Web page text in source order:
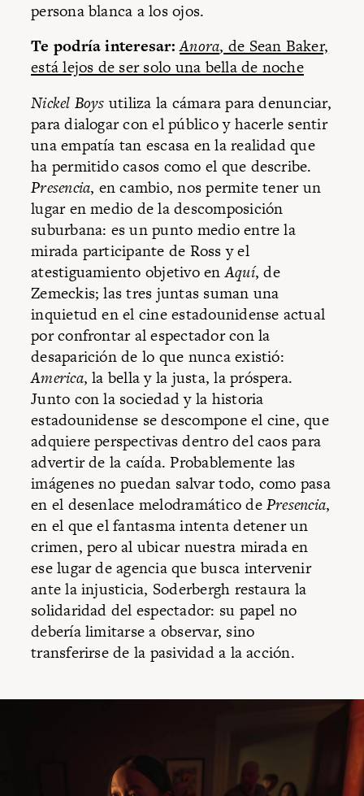
persona blanca a los ojos.
Te podría interesar: Anora, de Sean Baker,
está lejos de ser solo una bella de noche
Nickel Boys utiliza la cámara para denunciar,
para dialogar con el público y hacerle sentir
una empatía tan escasa en la realidad que
ha permitido casos como el que describe.
Presencia, en cambio, nos permite tener un
lugar en medio de la descomposición
suburbana: es un punto medio entre la
mirada participante de Ross y el
atestiguamiento objetivo enAquí, de
Zemeckis; las tres juntas suman una
inquietud en el cine estadounidense actual
por confrontar al espectador con la
desaparición de lo que nunca existió:
America, la bella y la justa, la próspera.
Junto con la sociedad y la historia
estadounidense se descompone el cine, que
adquiere perspectivas dentro del caos para
advertir de la caída. Probablemente las
imágenes no puedan salvar todo, como pasa
en el desenlace melodramático dePresencia,
en el que el fantasma intenta detener un
crimen, pero al ubicar nuestra mirada en
ese lugar de agencia que busca intervenir
ante la injusticia, Soderbergh restaura la
solidaridad del espectador: su papel no
debería limitarse a observar, sino
transferirse de la pasividad a la acción.